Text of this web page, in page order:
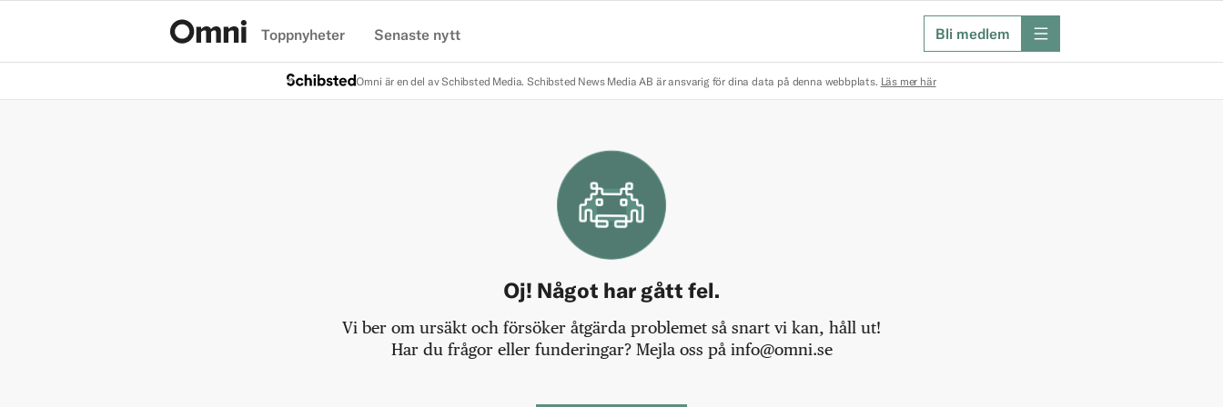
Toppnyheter Senaste nytt Bli medlem meny
Omni är en del av Schibsted Media. Schibsted News Media AB är ansvarig för dina data på denna webbplats. Läs mer här
Oj! Något har gått fel.
Vi ber om ursäkt och försöker åtgärda problemet så snart vi kan, håll ut!
Har du frågor eller funderingar? Mejla oss på info@omni.se